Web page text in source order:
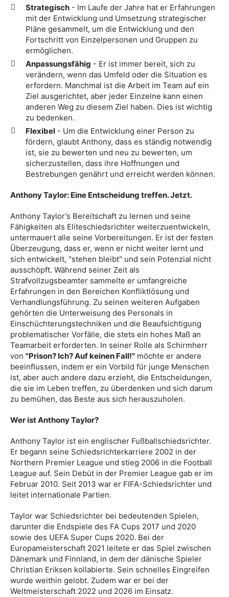
Strategisch - Im Laufe der Jahre hat er Erfahrungen
mit der Entwicklung und Umsetzung strategischer
Pläne gesammelt, um die Entwicklung und den
Fortschritt von Einzelpersonen und Gruppen zu
ermöglichen.
Anpassungsfähig - Er ist immer bereit, sich zu
verändern, wenn das Umfeld oder die Situation es
erfordern. Manchmal ist die Arbeit im Team auf ein
Ziel ausgerichtet, aber jeder Einzelne kann einen
anderen Weg zu diesem Ziel haben. Dies ist wichtig
zu bedenken.
Flexibel - Um die Entwicklung einer Person zu
fördern, glaubt Anthony, dass es ständig notwendig
ist, sie zu bewerten und neu zu bewerten, um
sicherzustellen, dass ihre Hoffnungen und
Bestrebungen genährt und erreicht werden können.
Anthony Taylor: Eine Entscheidung treffen. Jetzt.
Anthony Taylor's Bereitschaft zu lernen und seine
Fähigkeiten als Eliteschiedsrichter weiterzuentwickeln,
untermauert alle seine Vorbereitungen. Er ist der festen
Überzeugung, dass er, wenn er nicht weiter lernt und
sich entwickelt, "stehen bleibt" und sein Potenzial nicht
ausschöpft. Während seiner Zeit als
Strafvollzugsbeamter sammelte er umfangreiche
Erfahrungen in den Bereichen Konfliktlösung und
Verhandlungsführung. Zu seinen weiteren Aufgaben
gehörten die Unterweisung des Personals in
Einschüchterungstechniken und die Beaufsichtigung
problematischer Vorfälle, die stets ein hohes Maß an
Teamarbeit erforderten. In seiner Rolle als Schirmherr
von "Prison? Ich? Auf keinen Fall!" möchte er andere
beeinflussen, indem er ein Vorbild für junge Menschen
ist, aber auch andere dazu erzieht, die Entscheidungen,
die sie im Leben treffen, zu überdenken und sich darum
zu bemühen, das Beste aus sich herauszuholen.
Wer ist Anthony Taylor?
Anthony Taylor ist ein englischer Fußballschiedsrichter.
Er begann seine Schiedsrichterkarriere 2002 in der
Northern Premier League und stieg 2006 in die Football
League auf. Sein Debüt in der Premier League gab er im
Februar 2010. Seit 2013 war er FIFA-Schiedsrichter und
leitet internationale Partien.
Taylor war Schiedsrichter bei bedeutenden Spielen,
darunter die Endspiele des FA Cups 2017 und 2020
sowie des UEFA Super Cups 2020. Bei der
Europameisterschaft 2021 leitete er das Spiel zwischen
Dänemark und Finnland, in dem der dänische Spieler
Christian Eriksen kollabierte. Sein schnelles Eingreifen
wurde weithin gelobt. Zudem war er bei der
Weltmeisterschaft 2022 und 2026 im Einsatz.